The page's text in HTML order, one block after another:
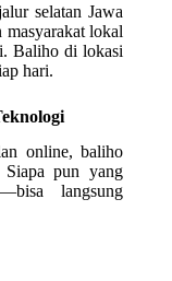
selatan Jawa
masyarakat lokal
Baliho di lokasi
hari.
online, baliho
Siapa pun yang
langsung